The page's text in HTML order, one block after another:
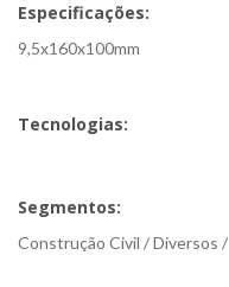
Especificações:
9,5x160x100mm
Tecnologias:
Segmentos:
Construção Civil / Diversos /